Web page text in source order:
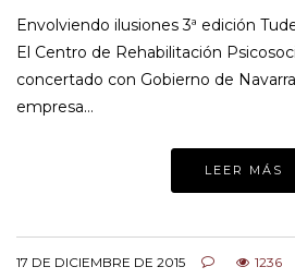
Envolviendo ilusiones 3ª edición
El Centro de Rehabilitación
concertado con Gobierno de
empresa…
LEER MÁS
17 DE DICIEMBRE DE 2015 1236